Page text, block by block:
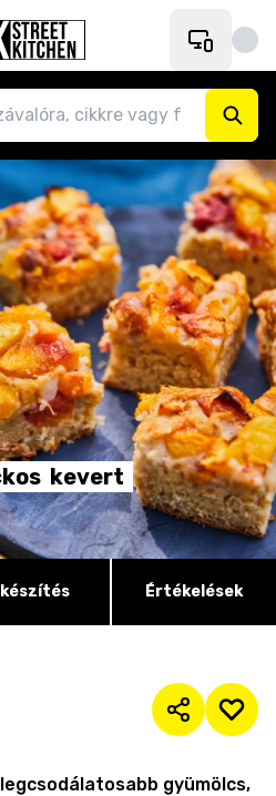
kevert
Értékelések
gyümölcs,